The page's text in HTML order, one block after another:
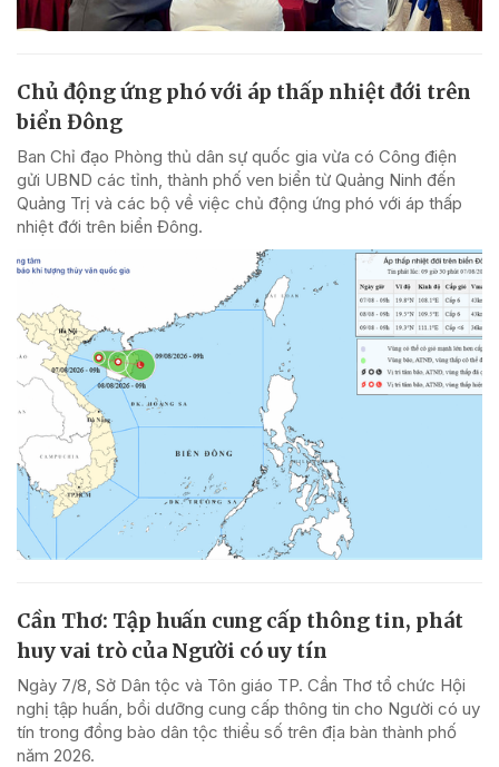
Chủ động ứng phó với áp thấp nhiệt đới trên
biển Đông
Ban Chỉ đạo Phòng thủ dân sự quốc gia vừa có Công điện
gửi UBND các tỉnh, thành phố ven biển từ Quảng Ninh đến
Quảng Trị và các bộ về việc chủ động ứng phó với áp thấp
nhiệt đới trên biển Đông.
Cần Thơ: Tập huấn cung cấp thông tin, phát
huy vai trò của Người có uy tín
Ngày 7/8, Sở Dân tộc và Tôn giáo TP. Cần Thơ tổ chức Hội
nghị tập huấn, bồi dưỡng cung cấp thông tin cho Người có uy
tín trong đồng bào dân tộc thiểu số trên địa bàn thành phố
năm 2026.